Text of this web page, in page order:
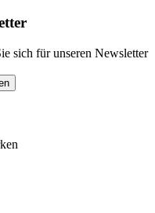
sich für unseren Newsletter